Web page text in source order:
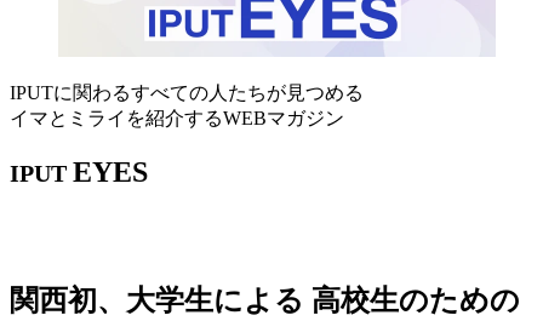
IPUTに関わるすべての人たちが見つめる
イマとミライを紹介するWEBマガジン
IPUT EYES
関西初、大学生による 高校生のための